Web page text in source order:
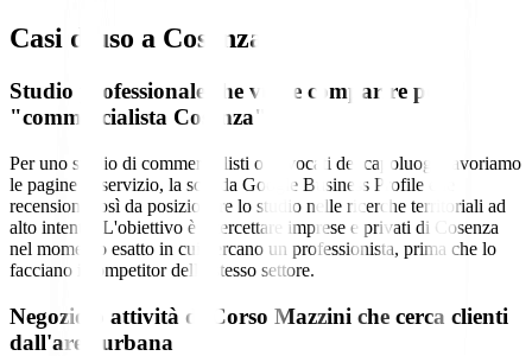
Casi d'uso a Cosenza
Studio professionale che vuole comparire per
"commercialista Cosenza"
Per uno studio di commercialisti o avvocati del capoluogo lavoriamo
le pagine di servizio, la scheda Google Business Profile e le
recensioni così da posizionare lo studio nelle ricerche territoriali ad
alto intento. L'obiettivo è intercettare imprese e privati di Cosenza
nel momento esatto in cui cercano un professionista, prima che lo
facciano i competitor dello stesso settore.
Negozio o attività di Corso Mazzini che cerca clienti
dall'area urbana